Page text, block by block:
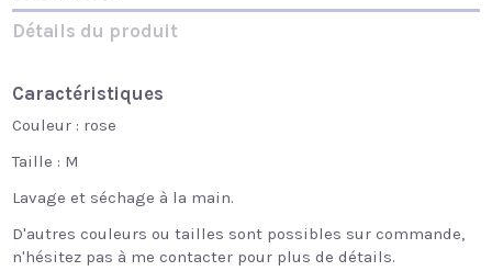
Détails du produit
Caractéristiques
Couleur : rose
Taille : M
Lavage et séchage à la main.
D'autres couleurs ou tailles sont possibles sur commande,
n'hésitez pas à me contacter pour plus de détails.